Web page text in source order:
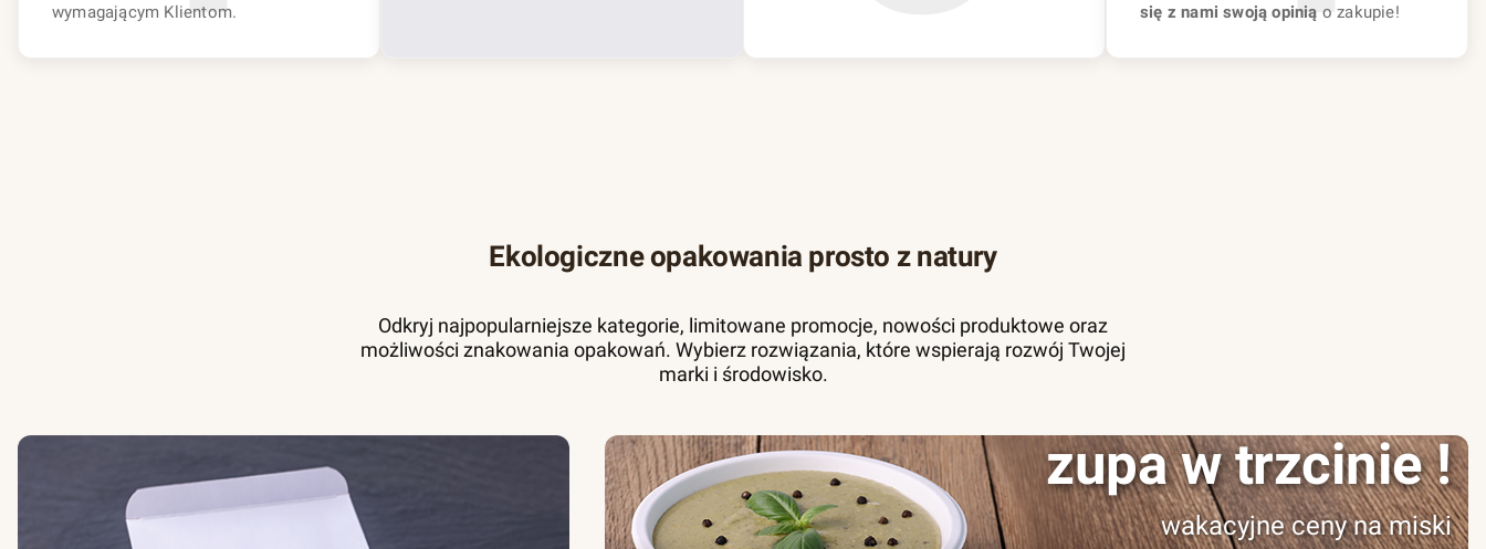
wymagającym Klientom.
się z nami swoją opinią o zakupie!
Ekologiczne opakowania prosto z natury
Odkryj najpopularniejsze kategorie, limitowane promocje, nowości produktowe oraz
możliwości znakowania opakowań. Wybierz rozwiązania, które wspierają rozwój Twojej
marki i środowisko.
zupa w trzcinie !
wakacyjne ceny na miski